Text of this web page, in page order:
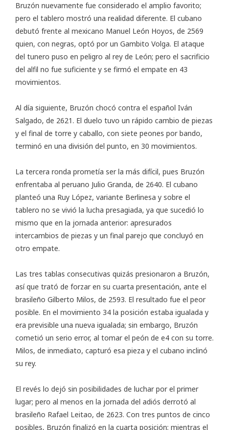
Bruzón nuevamente fue considerado el amplio favorito;
pero el tablero mostró una realidad diferente. El cubano
debutó frente al mexicano Manuel León Hoyos, de 2569
quien, con negras, optó por un Gambito Volga. El ataque
del tunero puso en peligro al rey de León; pero el sacrificio
del alfil no fue suficiente y se firmó el empate en 43
movimientos.
Al día siguiente, Bruzón chocó contra el español Iván
Salgado, de 2621. El duelo tuvo un rápido cambio de piezas
y el final de torre y caballo, con siete peones por bando,
terminó en una división del punto, en 30 movimientos.
La tercera ronda prometía ser la más difícil, pues Bruzón
enfrentaba al peruano Julio Granda, de 2640. El cubano
planteó una Ruy López, variante Berlinesa y sobre el
tablero no se vivió la lucha presagiada, ya que sucedió lo
mismo que en la jornada anterior: apresurados
intercambios de piezas y un final parejo que concluyó en
otro empate.
Las tres tablas consecutivas quizás presionaron a Bruzón,
así que trató de forzar en su cuarta presentación, ante el
brasileño Gilberto Milos, de 2593. El resultado fue el peor
posible. En el movimiento 34 la posición estaba igualada y
era previsible una nueva igualada; sin embargo, Bruzón
cometió un serio error, al tomar el peón de e4 con su torre.
Milos, de inmediato, capturó esa pieza y el cubano inclinó
su rey.
El revés lo dejó sin posibilidades de luchar por el primer
lugar; pero al menos en la jornada del adiós derrotó al
brasileño Rafael Leitao, de 2623. Con tres puntos de cinco
posibles, Bruzón finalizó en la cuarta posición; mientras el